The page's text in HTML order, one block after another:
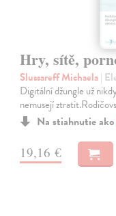
Hry, sítě,
Slussareff Michaela|
Digitální džungle už
nemusejí
Na stiahnutie ako
19,16 €